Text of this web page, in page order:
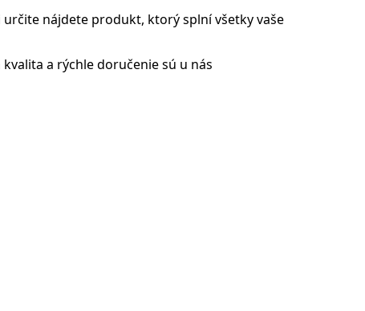
nájdete produkt, ktorý splní všetky vaše
a rýchle doručenie sú u nás